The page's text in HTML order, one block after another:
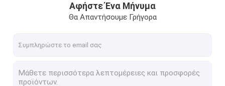
Αφήστε Ένα Μήνυμα
Θα Απαντήσουμε Γρήγορα